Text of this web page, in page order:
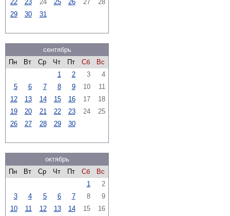
22
23 24 25 26 27
28
29
30 31
сентябрь
Пн
Вт Ср Чт Пт Сб
Вс
1
2 3
4
5
6 7 8 9 10
11
12
13 14 15 16 17
18
19
20 21 22 23 24
25
26
27 28 29 30
октябрь
Пн
Вт Ср Чт Пт Сб
Вс
1
2
3
4 5 6 7 8
9
10
11 12 13 14 15
16